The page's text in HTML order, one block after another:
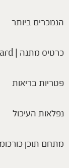
הנמכרים ביותר
כרטיס מתנה | Gift Card
פטריות בריאות
נפלאות העיכול
מתחם תוכן